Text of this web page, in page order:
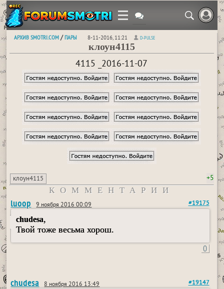
АРХИВ SMOTRI.COM /ПАРЫ 8-11-2016, 11:21 D-PULSE
клоун4115
4115 _2016-11-07
клоун4115 +5
КОММЕНТАРИИ
luoop 9 ноября 2016 00:09 #19175
chudesa,
Твой тоже весьма хорош.
0
chudesa 8 ноября 2016 13:49 #19147